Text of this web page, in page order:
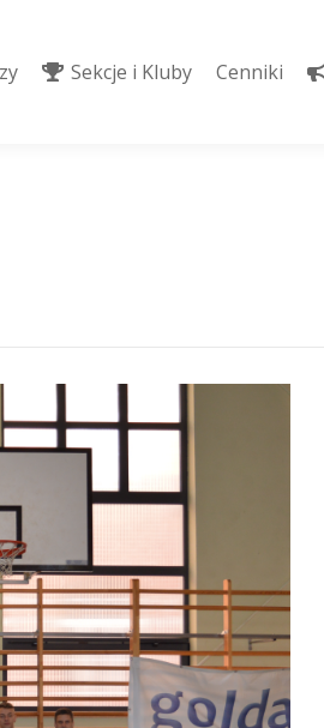
Sekcje i Kluby Cenniki
Sekcje i Kluby Cenniki